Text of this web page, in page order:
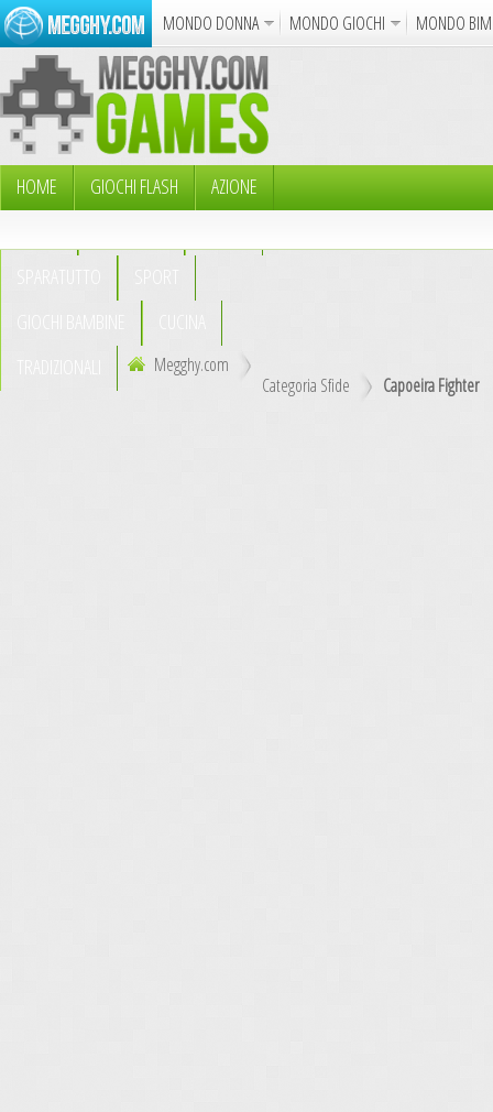
MONDO DONNA MONDO GIOCHI
MONDO
Album
Punto Croce Cucina
Azione Puzzle
HOME GIOCHI FLASH
AZIONE
Megghy.com
Categoria Sfide
Capoeira Fighter